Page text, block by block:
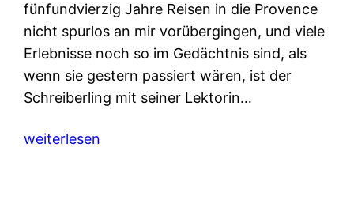
fünfundvierzig Jahre Reisen in die Provence
nicht spurlos an mir vorübergingen, und viele
Erlebnisse noch so im Gedächtnis sind, als
wenn sie gestern passiert wären, ist der
Schreiberling mit seiner Lektorin…
weiterlesen